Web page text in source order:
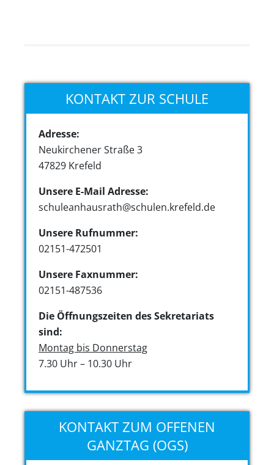
KONTAKT ZUR SCHULE
Adresse:
Neukirchener Straße 3
47829 Krefeld
Unsere E-Mail Adresse:
schuleanhausrath@schulen.krefeld.de
Unsere Rufnummer:
02151-472501
Unsere Faxnummer:
02151-487536
Die Öffnungszeiten des Sekretariats
sind:
Montag bis Donnerstag
7.30 Uhr – 10.30 Uhr
KONTAKT ZUM OFFENEN
GANZTAG (OGS)